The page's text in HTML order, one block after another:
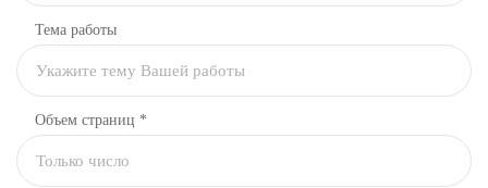
Тема работы
Объем страниц *